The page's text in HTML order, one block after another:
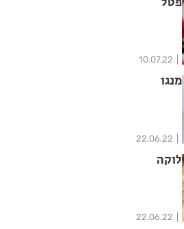
10.07.22
מנגו
22.06.22
לוקה
22.06.22